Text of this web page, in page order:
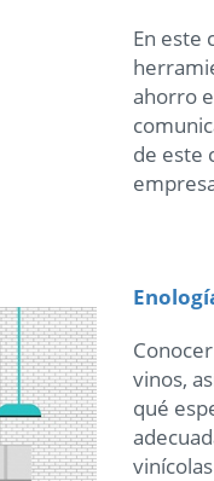
En este
ahorro
de este
vinos,
qué